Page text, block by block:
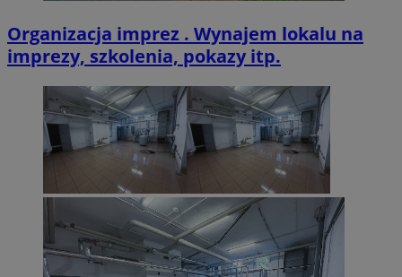
Organizacja imprez . Wynajem lokalu na
imprezy, szkolenia, pokazy itp.